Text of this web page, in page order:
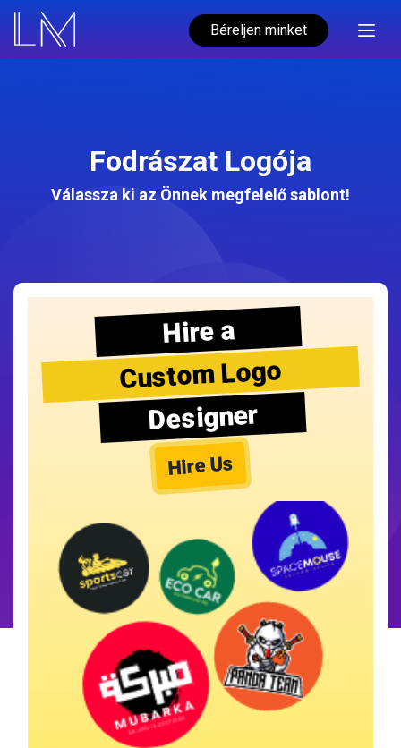
Béreljen minket
Fodrászat Logója
Válassza ki az Önnek megfelelő sablont!
Hire a
Custom Logo
Designer
Hire Us